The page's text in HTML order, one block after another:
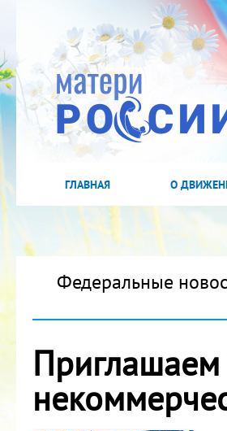
ГЛАВНАЯ О
Федеральные
Приглашаем